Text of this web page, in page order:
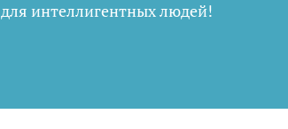
для интеллигентных людей!